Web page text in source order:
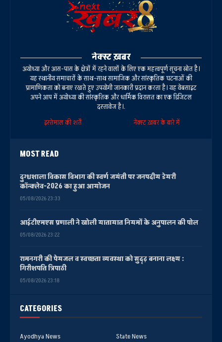
CATEGORIES
Ayodhya News State News
नेक्स्ट ख़बर
अयोध्या और आस-पास के क्षेत्रों में रहने वालों के लिए एक महत्वपूर्ण सूचना स्रोत है।
यह स्थानीय समाचारों के साथ-साथ सामाजिक और सांस्कृतिक घटनाओं की
प्रामाणिकता को बनाए रखते हुए उपयोगी जानकारी प्रदान करता है। यह वेबसाइट
अपने आप में अयोध्या की सांस्कृतिक और धार्मिक विरासत का एक डिजिटल
दस्तावेज है।.
इस्तेमाल की शर्तें
नेक्स्ट ख़बर के बारे में
MOST READ
दुग्धशाला विकास विभाग की स्वर्ण जयंती पर जनपदीय डेयरी
कॉन्क्लेव-2026 का हुआ आयोजन
05/08/2026 23:33
आईटीएमएस प्रणाली ने खोली यातायात नियमों के अनुपालन की पोल
05/08/2026 23:22
रामनगरी की पेयजल व स्वच्छता व्यवस्था को सुदृढ़ बनाना लक्ष्य :
गिरीशपति त्रिपाठी
05/08/2026 23:18